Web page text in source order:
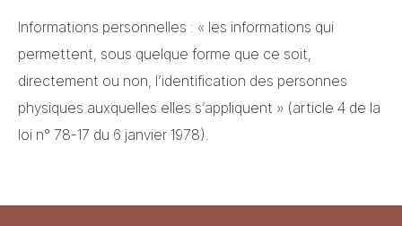
Informations personnelles : « les informations qui
permettent, sous quelque forme que ce soit,
directement ou non, l’identification des personnes
physiques auxquelles elles s’appliquent » (article 4 de la
loi n° 78-17 du 6 janvier 1978).